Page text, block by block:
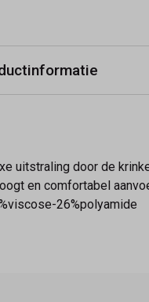
uitstraling door de
en comfortabel
26%polyamide